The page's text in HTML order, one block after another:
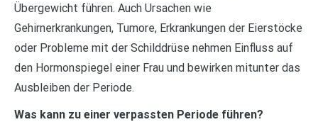
Übergewicht führen. Auch Ursachen wie
Gehirnerkrankungen, Tumore, Erkrankungen der Eierstöcke
oder Probleme mit der Schilddrüse nehmen Einfluss auf
den Hormonspiegel einer Frau und bewirken mitunter das
Ausbleiben der Periode.
Was kann zu einer verpassten Periode führen?